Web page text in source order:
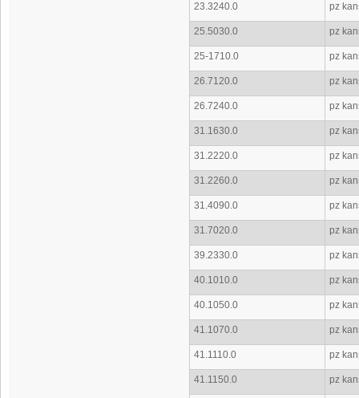
23.3240.0 pz
25.5030.0 pz
25-1710.0 pz
26.7120.0 pz
26.7240.0 pz
31.1630.0 pz
31.2220.0 pz
31.2260.0 pz
31.4090.0 pz
31.7020.0 pz
39.2330.0 pz
40.1010.0 pz
40.1050.0 pz
41.1070.0 pz
41.1110.0 pz
41.1150.0 pz